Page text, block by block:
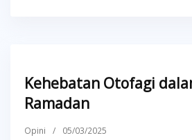
Kehebatan Otofagi
Ramadan
Opini / 05/03/2025